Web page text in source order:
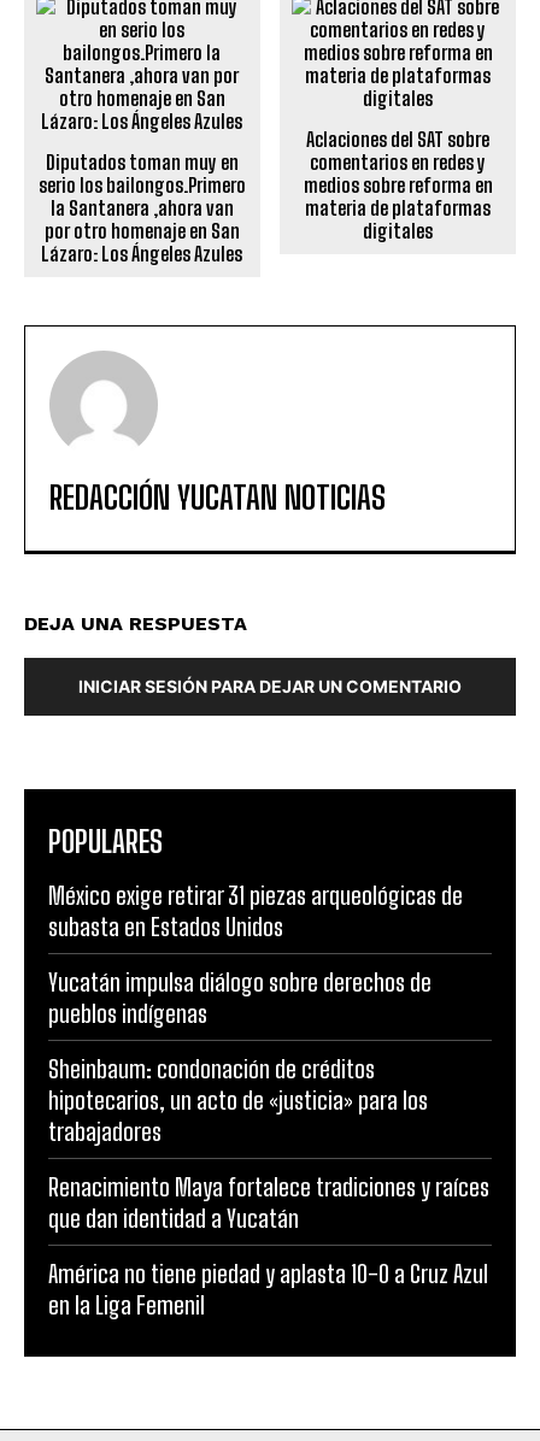
Diputados toman muy en
serio los bailongos.Primero
la Santanera ,ahora van
por otro homenaje en San
Lázaro: Los Ángeles Azules
Aclaciones del SAT sobre
comentarios en redes y
medios sobre reforma en
materia de plataformas
digitales
REDACCIÓN YUCATAN NOTICIAS
DEJA UNA RESPUESTA
INICIAR SESIÓN PARA DEJAR UN COMENTARIO
POPULARES
México exige retirar 31 piezas arqueológicas de
subasta en Estados Unidos
Yucatán impulsa diálogo sobre derechos de
pueblos indígenas
Sheinbaum: condonación de créditos
hipotecarios, un acto de «justicia» para los
trabajadores
Renacimiento Maya fortalece tradiciones y raíces
que dan identidad a Yucatán
América no tiene piedad y aplasta 10-0 a Cruz Azul
en la Liga Femenil